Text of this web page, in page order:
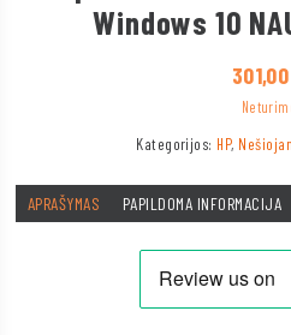
Windows 10
301,00
Kategorijos: HP,
APRAŠYMAS PAPILDOMA INFORMACIJA